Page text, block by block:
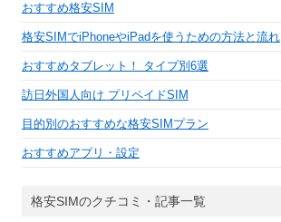
おすすめ格安SIM
格安SIMでiPhoneやiPadを使うための方法と流れ
おすすめタブレット！ タイプ別6選
訪日外国人向け プリペイドSIM
目的別のおすすめな格安SIMプラン
おすすめアプリ・設定
格安SIMのクチコミ・記事一覧